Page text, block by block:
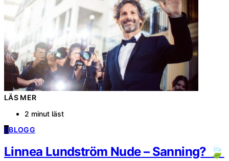
LÄS MER
2 minut läst
BBLOGG
Linnea Lundström Nude – Sanning? 🍃